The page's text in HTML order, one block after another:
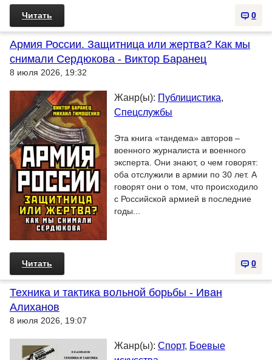
0
Читать
Армия России. Защитница или жертва? Как мы
снимали Сердюкова - Виктор Баранец
8 июля 2026, 19:32
Жанр(ы): Публицистика,
Cпецслужбы
Эта книга «тандема» авторов –
военного журналиста и военного
эксперта. Они знают, о чем говорят:
оба отслужили в армии по 30 лет. А
говорят они о том, что происходило
с Российской армией в последние
годы...
0
Читать
Техника и тактика вольной борьбы - Иван
Алиханов
8 июля 2026, 19:07
Жанр(ы): Спорт, Боевые